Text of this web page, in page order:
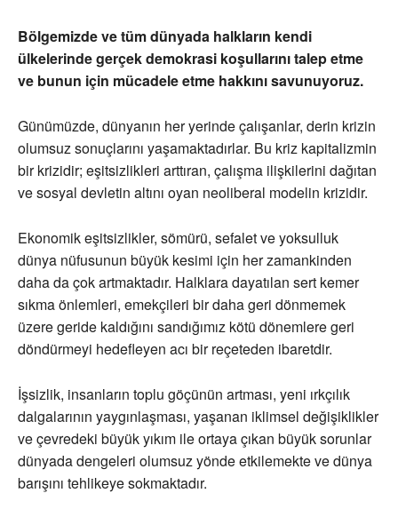
Bölgemizde ve tüm dünyada halkların kendi
ülkelerinde gerçek demokrasi koşullarını talep etme
ve bunun için mücadele etme hakkını savunuyoruz.
Günümüzde, dünyanın her yerinde çalışanlar, derin krizin
olumsuz sonuçlarını yaşamaktadırlar. Bu kriz kapitalizmin
bir krizidir; eşitsizlikleri arttıran, çalışma ilişkilerini dağıtan
ve sosyal devletin altını oyan neoliberal modelin krizidir.
Ekonomik eşitsizlikler, sömürü, sefalet ve yoksulluk
dünya nüfusunun büyük kesimi için her zamankinden
daha da çok artmaktadır. Halklara dayatılan sert kemer
sıkma önlemleri, emekçileri bir daha geri dönmemek
üzere geride kaldığını sandığımız kötü dönemlere geri
döndürmeyi hedefleyen acı bir reçeteden ibaretdir.
İşsizlik, insanların toplu göçünün artması, yeni ırkçılık
dalgalarının yaygınlaşması, yaşanan iklimsel değişiklikler
ve çevredeki büyük yıkım ile ortaya çıkan büyük sorunlar
dünyada dengeleri olumsuz yönde etkilemekte ve dünya
barışını tehlikeye sokmaktadır.